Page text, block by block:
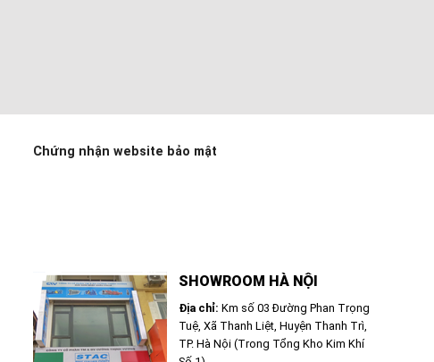
Chứng nhận website bảo mật
SHOWROOM HÀ NỘI
Địa chỉ: Km số 03 Đường Phan Trọng
Tuệ, Xã Thanh Liệt, Huyện Thanh Trì,
TP. Hà Nội (Trong Tổng Kho Kim Khí